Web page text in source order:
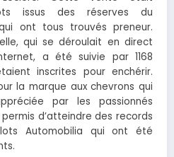
issus des réserves du
ont tous trouvés preneur.
qui se déroulait en direct
a été suivie par 1168
inscrites pour enchérir.
la marque aux chevrons qui
par les passionnés
d’atteindre des records
Automobilia qui ont été